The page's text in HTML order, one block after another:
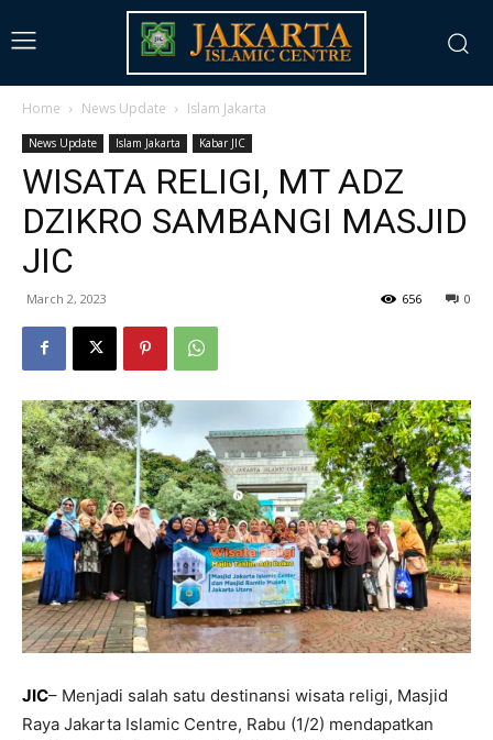
Home News Update Islam Jakarta
News Update Islam Jakarta Kabar JIC
WISATA RELIGI, MT ADZ
DZIKRO SAMBANGI MASJID
JIC
March 2, 2023 0
656
JIC– Menjadi salah satu destinansi wisata religi, Masjid
Raya Jakarta Islamic Centre, Rabu (1/2) mendapatkan